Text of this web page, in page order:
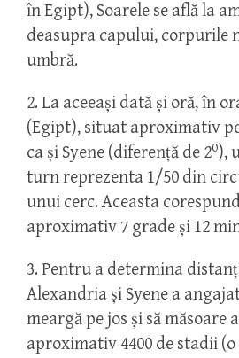
în Egipt), Soarele se află la
deasupra capului, corpurile
umbră.
2. La aceeași dată și oră, în
(Egipt), situat aproximativ
ca și Syene (diferență de 20),
turn reprezenta 1/50 din
unui cerc. Aceasta
aproximativ 7 grade și 12
3. Pentru a determina
Alexandria și Syene a
meargă pe jos și să măsoare
aproximativ 4400 de stadii